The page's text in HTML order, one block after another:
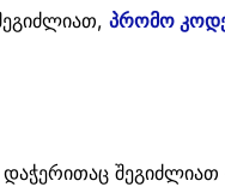
პრომო